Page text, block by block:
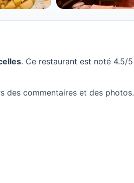
. Ce restaurant est noté 4.5/
des commentaires et des photos.